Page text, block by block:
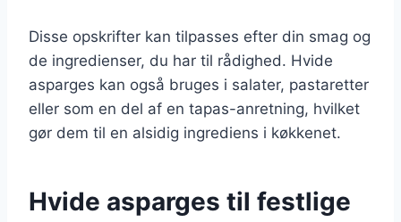
Disse opskrifter kan tilpasses efter din smag og
de ingredienser, du har til rådighed. Hvide
asparges kan også bruges i salater, pastaretter
eller som en del af en tapas-anretning, hvilket
gør dem til en alsidig ingrediens i køkkenet.
Hvide asparges til festlige